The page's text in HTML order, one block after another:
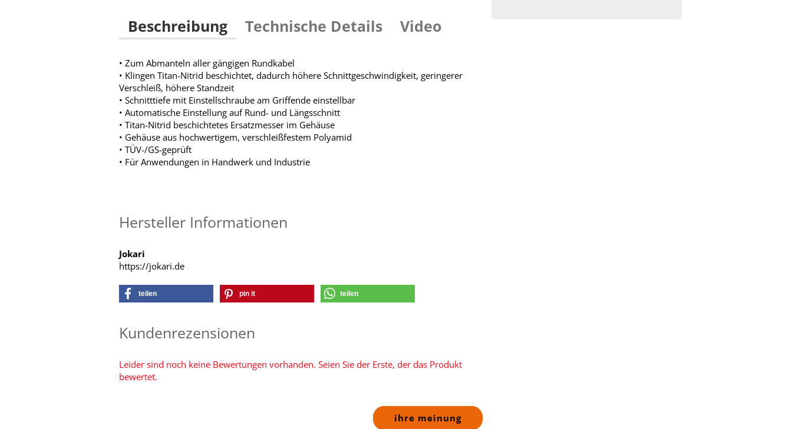
Beschreibung Technische Details Video
• Zum Abmanteln aller gängigen Rundkabel
• Klingen Titan-Nitrid beschichtet, dadurch höhere Schnittgeschwindigkeit, geringerer
Verschleiß, höhere Standzeit
• Schnitttiefe mit Einstellschraube am Griffende einstellbar
• Automatische Einstellung auf Rund- und Längsschnitt
• Titan-Nitrid beschichtetes Ersatzmesser im Gehäuse
• Gehäuse aus hochwertigem, verschleißfestem Polyamid
• TÜV-/GS-geprüft
• Für Anwendungen in Handwerk und Industrie
Hersteller Informationen
Jokari
https://jokari.de
teilen pin it teilen
Kundenrezensionen
Leider sind noch keine Bewertungen vorhanden. Seien Sie der Erste, der das Produkt
bewertet.
ihre meinung